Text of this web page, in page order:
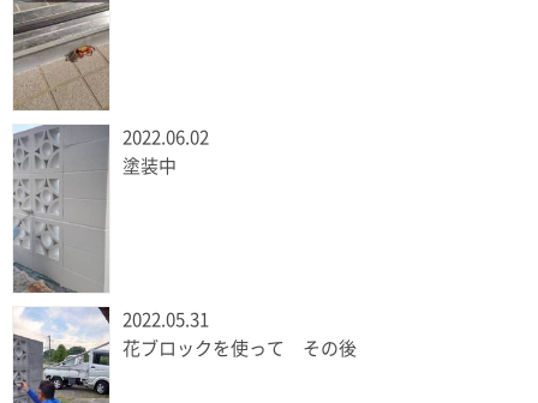
2022.06.02
塗装中
2022.05.31
花ブロックを使って その後